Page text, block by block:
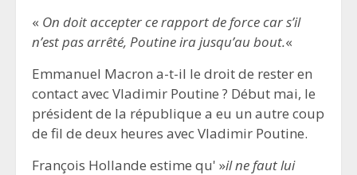
« On doit accepter ce rapport de force car s’il
n’est pas arrêté, Poutine ira jusqu’au bout.«
Emmanuel Macron a-t-il le droit de rester en
contact avec Vladimir Poutine ? Début mai, le
président de la république a eu un autre coup
de fil de deux heures avec Vladimir Poutine.
François Hollande estime qu' »il ne faut lui